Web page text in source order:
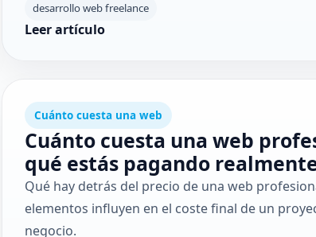
desarrollo web freelance
Leer artículo
Cuánto cuesta una web
Cuánto cuesta una web
qué estás pagando
Qué hay detrás del precio de una web
elementos influyen en el coste final de un
negocio.